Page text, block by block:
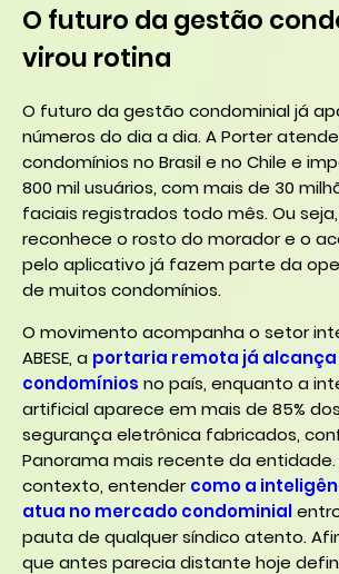
O futuro da gestão
virou rotina
O futuro da gestão condominial já
números do dia a dia. A Porter
condomínios no Brasil e no Chile e
800 mil usuários, com mais de 30
faciais registrados todo mês. Ou
reconhece o rosto do morador e o
pelo aplicativo já fazem parte da
de muitos condomínios.
O movimento acompanha o setor
ABESE, a portaria remota já alcança
condomínios no país, enquanto a
artificial aparece em mais de 85%
segurança eletrônica fabricados,
Panorama mais recente da entidade.
contexto, entendercomo a
atua no mercado condominial
pauta de qualquer síndico atento.
que antes parecia distante hoje